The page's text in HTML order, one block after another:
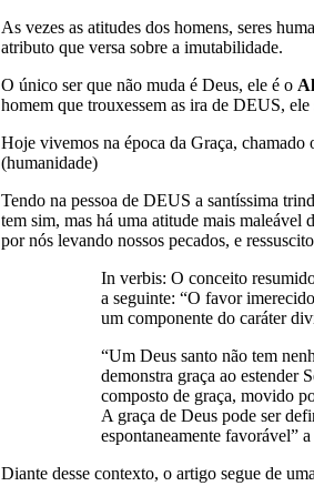
As vezes as atitudes dos homens, seres
atributo que versa sobre a imutabilidade.
O único ser que não muda é Deus, ele é o
homem que trouxessem as ira de DEUS,
Hoje vivemos na época da Graça,
(humanidade)
Tendo na pessoa de DEUS a santíssima
tem sim, mas há uma atitude mais
por nós levando nossos pecados, e
In verbis: O conceito
a seguinte: “O favor
um componente do caráter
“Um Deus santo não tem
demonstra graça ao estender
composto de graça, movido
A graça de Deus pode ser
espontaneamente favorável”
Diante desse contexto, o artigo segue de